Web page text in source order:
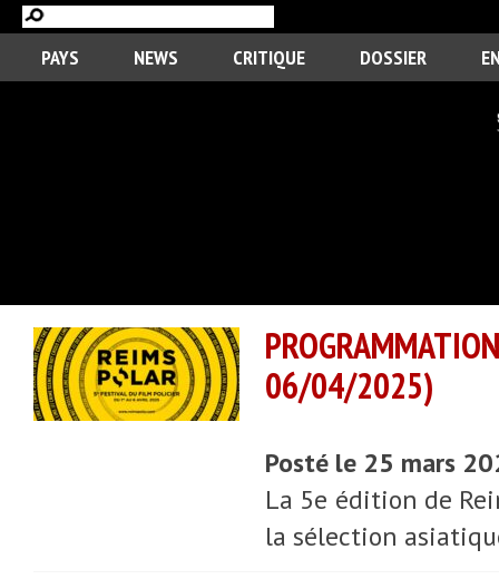
PAYS NEWS CRITIQUE DOSSIER
06/04/2025)
Posté le 25 mars
La 5e édition de
la sélection